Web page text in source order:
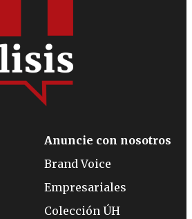
Anuncie con nosotros
Brand Voice
Empresariales
Colección ÚH